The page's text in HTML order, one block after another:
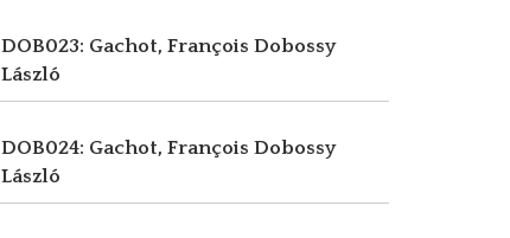
DOB023: Gachot, François Dobossy
László
DOB024: Gachot, François Dobossy
László